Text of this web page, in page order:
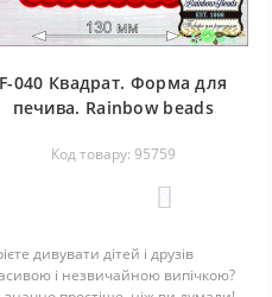
F-040 Квадрат. Форма для
печива. Rainbow beads
Код товару: 95759
дивувати дітей і друзів
і незвичайною випічкою?